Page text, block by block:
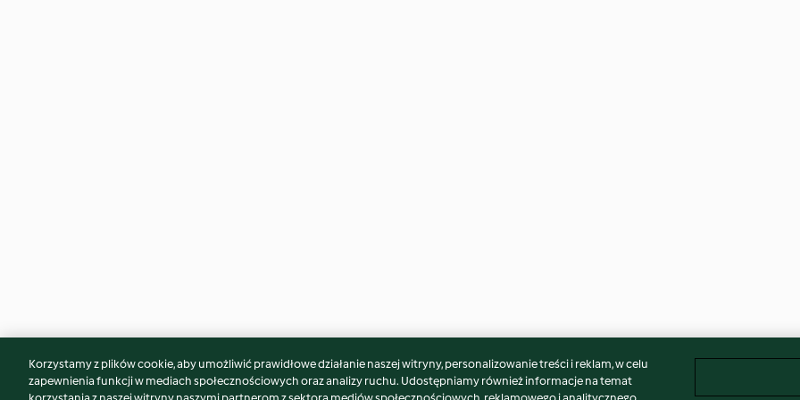
Może spodoba Ci się również...
Korzystamy z plików cookie, aby umożliwić prawidłowe działanie naszej witryny, personalizowanie treści i reklam, w celu
zapewnienia funkcji w mediach społecznościowych oraz analizy ruchu. Udostępniamy również informacje na temat